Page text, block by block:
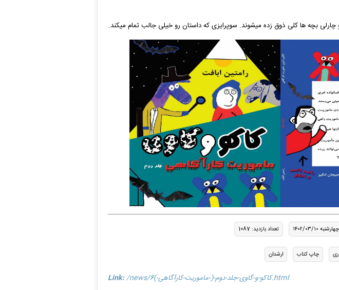
چارلی بچه ­ها کلی ذوق زده می­شوند. سوپرایزی که داستان رو خیلی جالب تمام می­کند.
تعداد بازدید: 1087
چاپ کتاب ارشدان
Link: /news/کاکو-و-گاوی-جلد-دوم-(-ماموریت-کارآگاهی-)6.html